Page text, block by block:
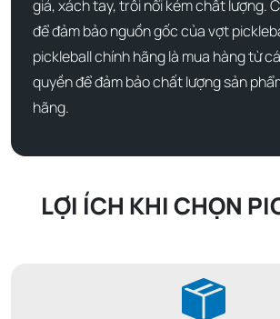
giả, xách tay, trôi nổi kém chất lượng.
để đảm bảo nguồn gốc của vợt
pickleball chính hãng là mua hàng từ
quyền để đảm bảo chất lượng sản
hãng.
LỢI ÍCH KHI CHỌN